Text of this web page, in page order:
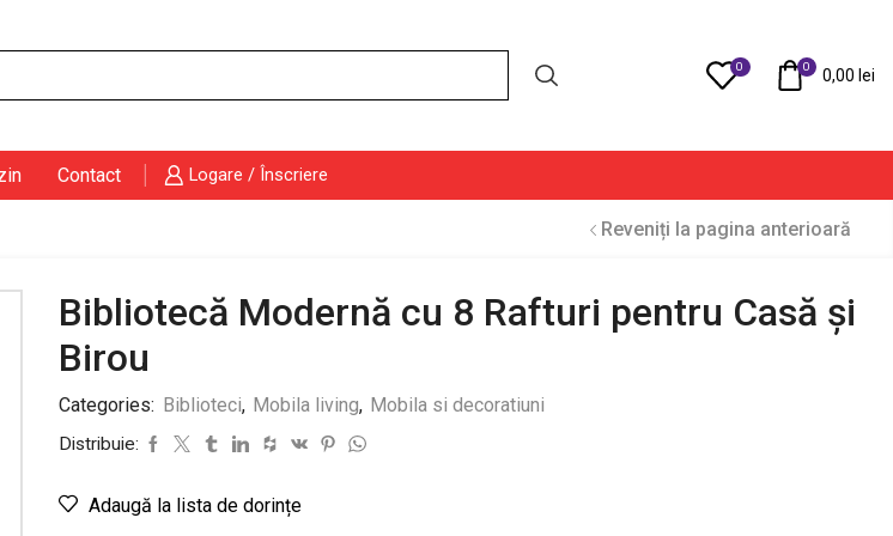
0 0 0,00 lei
Contact Logare / Înscriere
Reveniți la pagina anterioară
Bibliotecă Modernă cu 8 Rafturi pentru Casă și
Birou
Categories: Biblioteci, Mobila living, Mobila si decoratiuni
Distribuie:
Adaugă la lista de dorințe